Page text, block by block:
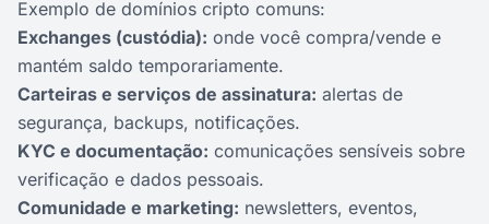
Exemplo de domínios cripto comuns:
Exchanges (custódia): onde você compra/vende e
mantém saldo temporariamente.
Carteiras e serviços de assinatura: alertas de
segurança, backups, notificações.
KYC e documentação: comunicações sensíveis sobre
verificação e dados pessoais.
Comunidade e marketing: newsletters, eventos,